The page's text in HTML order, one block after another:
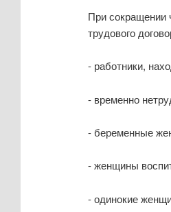
При сокращении
трудового
- работники,
- временно
- беременные
- женщины
- одинокие